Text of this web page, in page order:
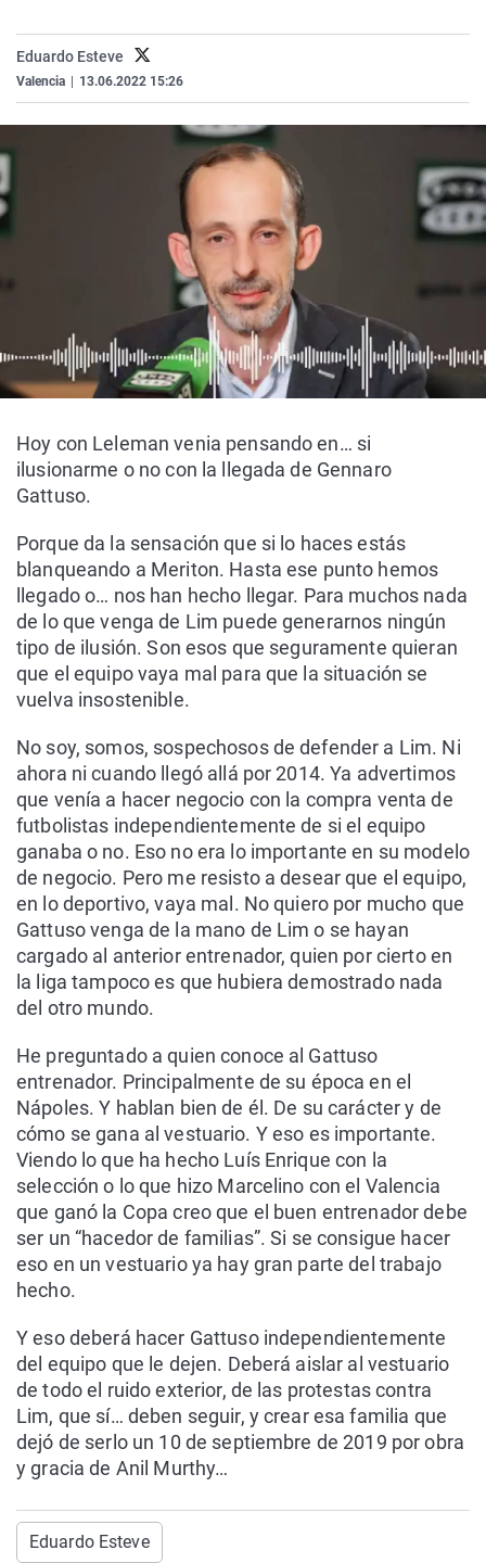
Operación Viuda
Navarra
Eduardo Esteve
Valencia 13.06.2022 15:26
Hoy con Leleman venia pensando en… si
ilusionarme o no con la llegada de Gennaro
Gattuso.
Porque da la sensación que si lo haces estás
blanqueando a Meriton. Hasta ese punto hemos
llegado o… nos han hecho llegar. Para muchos nada
de lo que venga de Lim puede generarnos ningún
tipo de ilusión. Son esos que seguramente quieran
que el equipo vaya mal para que la situación se
vuelva insostenible.
No soy, somos, sospechosos de defender a Lim. Ni
ahora ni cuando llegó allá por 2014. Ya advertimos
que venía a hacer negocio con la compra venta de
futbolistas independientemente de si el equipo
ganaba o no. Eso no era lo importante en su modelo
de negocio. Pero me resisto a desear que el equipo,
en lo deportivo, vaya mal. No quiero por mucho que
Gattuso venga de la mano de Lim o se hayan
cargado al anterior entrenador, quien por cierto en
la liga tampoco es que hubiera demostrado nada
del otro mundo.
He preguntado a quien conoce al Gattuso
entrenador. Principalmente de su época en el
Nápoles. Y hablan bien de él. De su carácter y de
cómo se gana al vestuario. Y eso es importante.
Viendo lo que ha hecho Luís Enrique con la
selección o lo que hizo Marcelino con el Valencia
que ganó la Copa creo que el buen entrenador debe
ser un “hacedor de familias”. Si se consigue hacer
eso en un vestuario ya hay gran parte del trabajo
hecho.
Y eso deberá hacer Gattuso independientemente
del equipo que le dejen. Deberá aislar al vestuario
de todo el ruido exterior, de las protestas contra
Lim, que sí… deben seguir, y crear esa familia que
dejó de serlo un 10 de septiembre de 2019 por obra
y gracia de Anil Murthy…
Eduardo Esteve